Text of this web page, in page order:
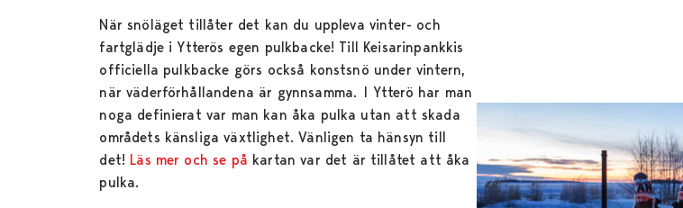
När snöläget tillåter det kan du uppleva vinter- och
fartglädje i Ytterös egen pulkbacke! Till Keisarinpankkis
officiella pulkbacke görs också konstsnö under vintern,
när väderförhållandena är gynnsamma. I Ytterö har man
noga definierat var man kan åka pulka utan att skada
områdets känsliga växtlighet. Vänligen ta hänsyn till
det! Läs mer och se på kartan var det är tillåtet att åka
pulka.